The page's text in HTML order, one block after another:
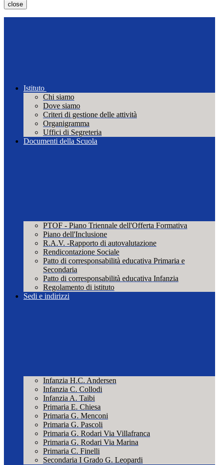
close
Istituto
Chi siamo
Dove siamo
Criteri di gestione delle attività
Organigramma
Uffici di Segreteria
Documenti della Scuola
PTOF - Piano Triennale dell'Offerta Formativa
Piano dell'Inclusione
R.A.V. -Rapporto di autovalutazione
Rendicontazione Sociale
Patto di corresponsabilità educativa Primaria e
Secondaria
Patto di corresponsabilità educativa Infanzia
Regolamento di istituto
Sedi e indirizzi
Infanzia H.C. Andersen
Infanzia C. Collodi
Infanzia A. Taibi
Primaria E. Chiesa
Primaria G. Menconi
Primaria G. Pascoli
Primaria G. Rodari Via Villafranca
Primaria G. Rodari Via Marina
Primaria C. Finelli
Secondaria I Grado G. Leopardi